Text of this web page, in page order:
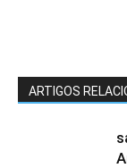
ARTIGOS